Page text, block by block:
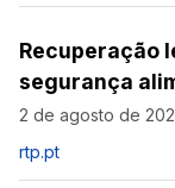
Recuperação
segurança
2 de agosto de
rtp.pt